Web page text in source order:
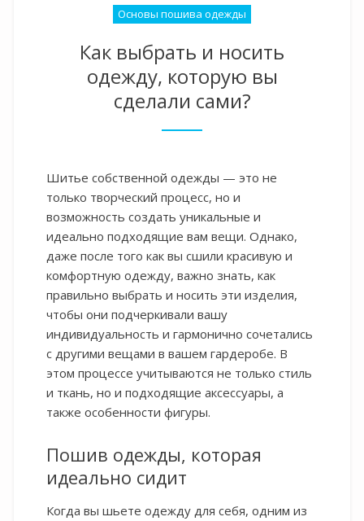
Основы пошива одежды
Как выбрать и носить
одежду, которую вы
сделали сами?
Шитье собственной одежды — это не
только творческий процесс, но и
возможность создать уникальные и
идеально подходящие вам вещи. Однако,
даже после того как вы сшили красивую и
комфортную одежду, важно знать, как
правильно выбрать и носить эти изделия,
чтобы они подчеркивали вашу
индивидуальность и гармонично сочетались
с другими вещами в вашем гардеробе. В
этом процессе учитываются не только стиль
и ткань, но и подходящие аксессуары, а
также особенности фигуры.
Пошив одежды, которая
идеально сидит
Когда вы шьете одежду для себя, одним из